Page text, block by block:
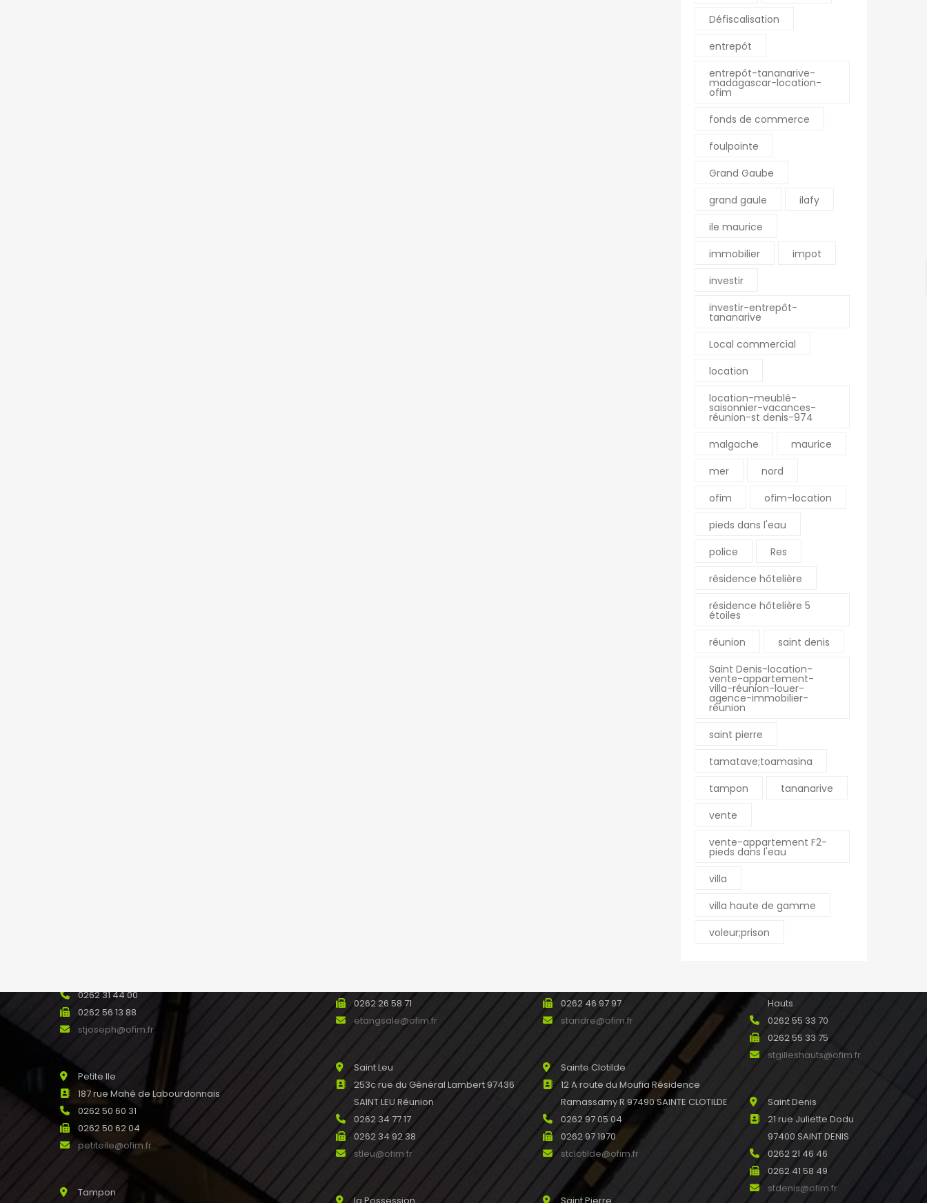
Défiscalisation
entrepôt
entrepôt-tananarive-
madagascar-location-
ofim
fonds de commerce
foulpointe
Grand Gaube
grand gaule
ilafy
ile maurice
immobilier
impot
investir
investir-entrepôt-
tananarive
Local commercial
location
location-meublé-
saisonnier-vacances-
réunion-st denis-974
malgache
maurice
mer
nord
ofim
ofim-location
pieds dans l'eau
police
Res
résidence hôtelière
résidence hôtelière 5
étoiles
réunion
saint denis
Saint Denis-location-
vente-appartement-
villa-réunion-louer-
agence-immobilier-
réunion
saint pierre
tamatave;toamasina
tampon
tananarive
vente
vente-appartement F2-
pieds dans l'eau
villa
villa haute de gamme
voleur;prison
0262 31 44 00
0262 56 13 88
stjoseph@ofim.fr
Petite Ile
187 rue Mahé de Labourdonnais
0262 50 60 31
0262 50 62 04
petiteile@ofim.fr
Tampon
0262 26 58 71
etangsale@ofim.fr
Saint Leu
253c rue du Général Lambert 97436
SAINT LEU Réunion
0262 34 77 17
0262 34 92 38
stleu@ofim.fr
la Possession
118, avenue Pierre Mendes France
4 avenue Jean-Jaures 97470 SAINT
0262 46 97 97
standre@ofim.fr
Sainte Clotilde
12 A route du Moufia Résidence
Ramassamy R 97490 SAINTE CLOTILDE
0262 97 05 04
0262 97 1970
stclotilde@ofim.fr
Saint Pierre
La Montagne
Résidence Romina – 1
chemin Hautbois
97420 LE PORT
Réunion
leport@ofim.fr
Hauts
0262 55 33 70
0262 55 33 75
stgilleshauts@ofim.fr
Saint Denis
21 rue Juliette Dodu
97400 SAINT DENIS
0262 21 46 46
0262 41 58 49
stdenis@ofim.fr